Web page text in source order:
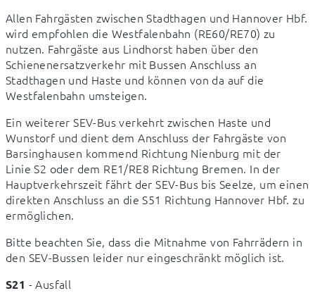
Allen Fahrgästen zwischen Stadthagen und Hannover Hbf.
wird empfohlen die Westfalenbahn (RE60/RE70) zu
nutzen. Fahrgäste aus Lindhorst haben über den
Schienenersatzverkehr mit Bussen Anschluss an
Stadthagen und Haste und können von da auf die
Westfalenbahn umsteigen.
Ein weiterer SEV-Bus verkehrt zwischen Haste und
Wunstorf und dient dem Anschluss der Fahrgäste von
Barsinghausen kommend Richtung Nienburg mit der
Linie S2 oder dem RE1/RE8 Richtung Bremen. In der
Hauptverkehrszeit fährt der SEV-Bus bis Seelze, um einen
direkten Anschluss an die S51 Richtung Hannover Hbf. zu
ermöglichen.
Bitte beachten Sie, dass die Mitnahme von Fahrrädern in
den SEV-Bussen leider nur eingeschränkt möglich ist.
S21 - Ausfall